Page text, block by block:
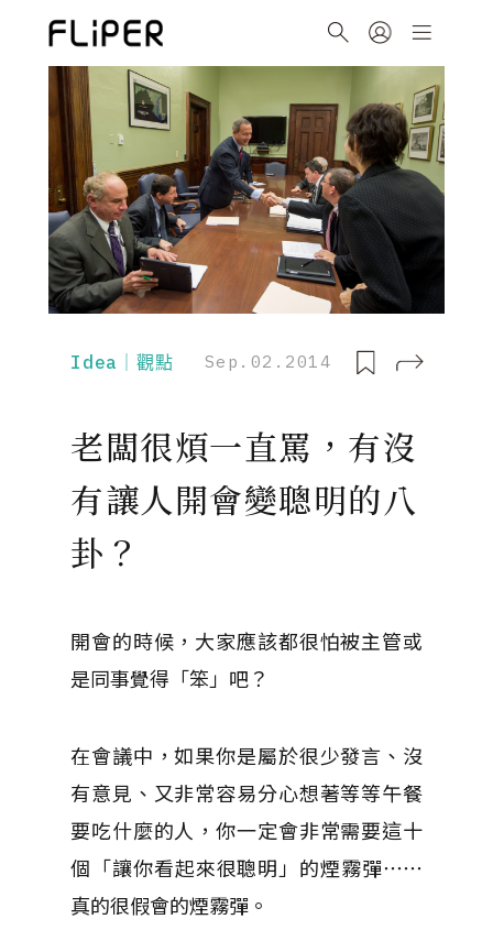
Idea｜觀點 Sep.02.2014
老闆很煩一直罵，有沒
有讓人開會變聰明的八
卦？
開會的時候，大家應該都很怕被主管或
是同事覺得「笨」吧？
在會議中，如果你是屬於很少發言、沒
有意見、又非常容易分心想著等等午餐
要吃什麼的人，你一定會非常需要這十
個「讓你看起來很聰明」的煙霧彈⋯⋯
真的很假會的煙霧彈。